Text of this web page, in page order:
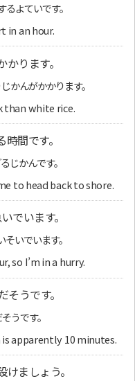
よていです。
in an hour.
ります。
かんがかかります。
than white rice.
間です。
じかんです。
to head back to shore.
でいます。
いでいます。
so I’m in a hurry.
うです。
うです。
apparently 10 minutes.
ましょう。